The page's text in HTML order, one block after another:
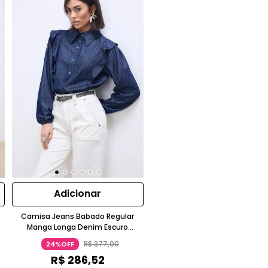
Adicionar
Camisa Jeans Babado Regular
Manga Longa Denim Escuro
L'Accord
24%OFF R$377,00
R$ 286,52